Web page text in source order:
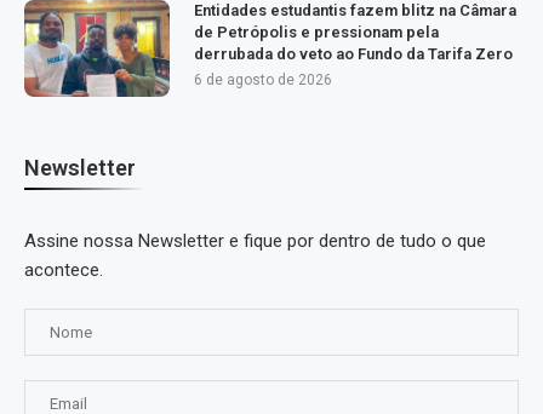
Entidades estudantis fazem blitz na Câmara
de Petrópolis e pressionam pela
derrubada do veto ao Fundo da Tarifa Zero
6 de agosto de 2026
Newsletter
Assine nossa Newsletter e fique por dentro de tudo o que
acontece.